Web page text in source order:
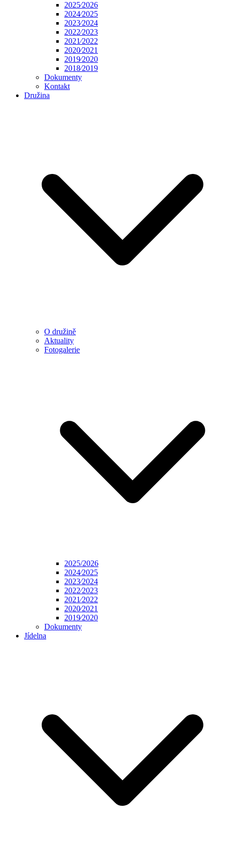
2025⁄2026
2024⁄2025
2023⁄2024
2022⁄2023
2021⁄2022
2020⁄2021
2019⁄2020
2018⁄2019
Dokumenty
Kontakt
Družina
O družině
Aktuality
Fotogalerie
2025/2026
2024⁄2025
2023⁄2024
2022⁄2023
2021⁄2022
2020⁄2021
2019⁄2020
Dokumenty
Jídelna